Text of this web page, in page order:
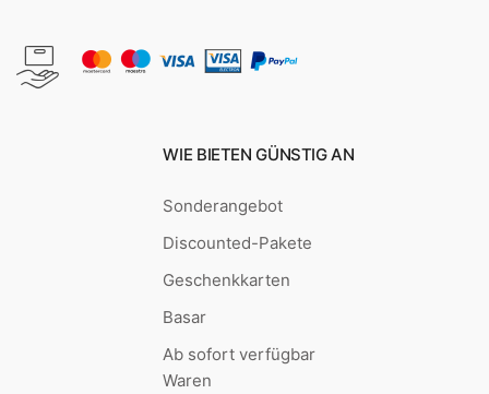
WIE BIETEN GÜNSTIG AN
Sonderangebot
Discounted-Pakete
Geschenkkarten
Basar
Ab sofort verfügbar
Waren